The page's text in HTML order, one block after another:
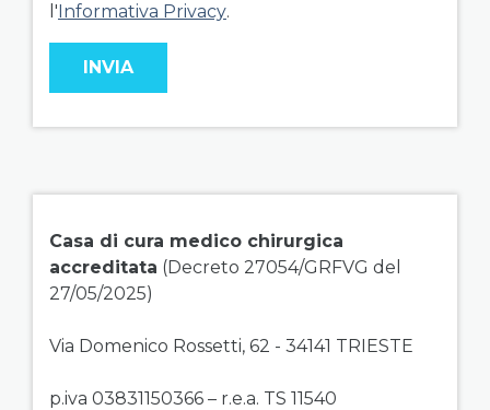
l'Informativa Privacy.
field group right
Casa di cura medico chirurgica
accreditata (Decreto 27054/GRFVG del
27/05/2025)
Via Domenico Rossetti, 62 - 34141 TRIESTE
p.iva 03831150366 – r.e.a. TS 11540